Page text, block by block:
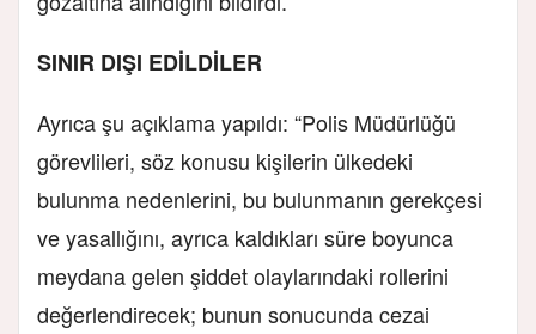
SINIR DIŞI EDİLDİLER
Ayrıca şu açıklama yapıldı: “Polis Müdürlüğü
görevlileri, söz konusu kişilerin ülkedeki
bulunma nedenlerini, bu bulunmanın gerekçesi
ve yasallığını, ayrıca kaldıkları süre boyunca
meydana gelen şiddet olaylarındaki rollerini
değerlendirecek; bunun sonucunda cezai